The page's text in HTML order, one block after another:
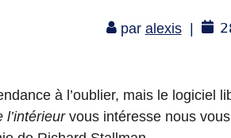
par alexis
à l’oublier, mais le logiciel
l’intérieurvous intéresse nous